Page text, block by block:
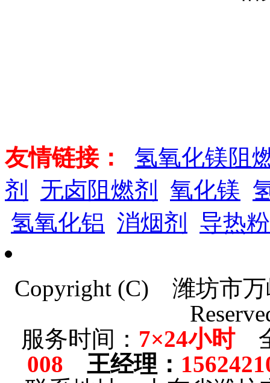
友情链接：
氢氧化镁阻
剂
无卤阻燃剂 氧化镁
氢氧化铝 消烟剂 导热粉
Copyright (C) 潍坊市
服务时间： 7×24小时全
008 王经理 ：